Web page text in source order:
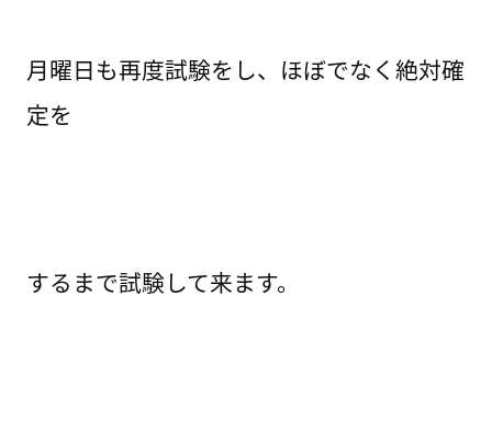
月曜日も再度試験をし、ほぼでなく絶対確
定を
するまで試験して来ます。